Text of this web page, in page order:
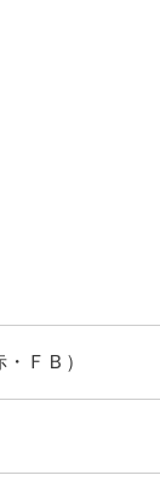
ＦＢ）